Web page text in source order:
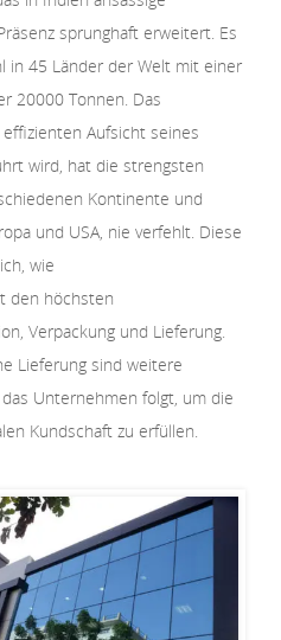
sprunghaft erweitert. Es
in 45 Länder der Welt mit einer
20000 Tonnen. Das
Aufsicht seines
wird, hat die strengsten
Kontinente und
und USA, nie verfehlt. Diese
wie
den höchsten
Verpackung und Lieferung.
Lieferung sind weitere
Unternehmen folgt, um die
Kundschaft zu erfüllen.